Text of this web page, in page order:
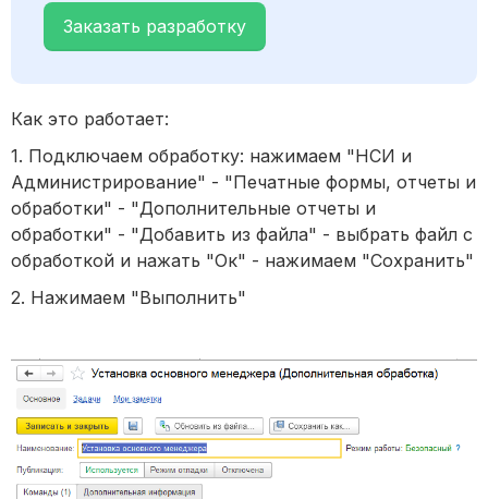
Заказать разработку
Как это работает:
1. Подключаем обработку: нажимаем "НСИ и
Администрирование" - "Печатные формы, отчеты и
обработки" - "Дополнительные отчеты и
обработки" - "Добавить из файла" - выбрать файл с
обработкой и нажать "Ок" - нажимаем "Сохранить"
2. Нажимаем "Выполнить"